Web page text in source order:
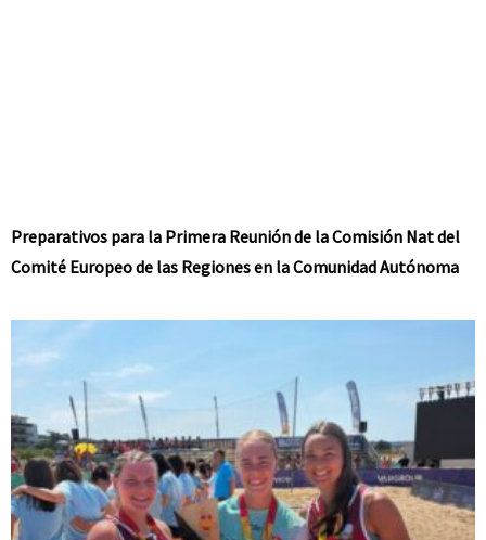
Preparativos para la Primera Reunión de la Comisión Nat del
Comité Europeo de las Regiones en la Comunidad Autónoma